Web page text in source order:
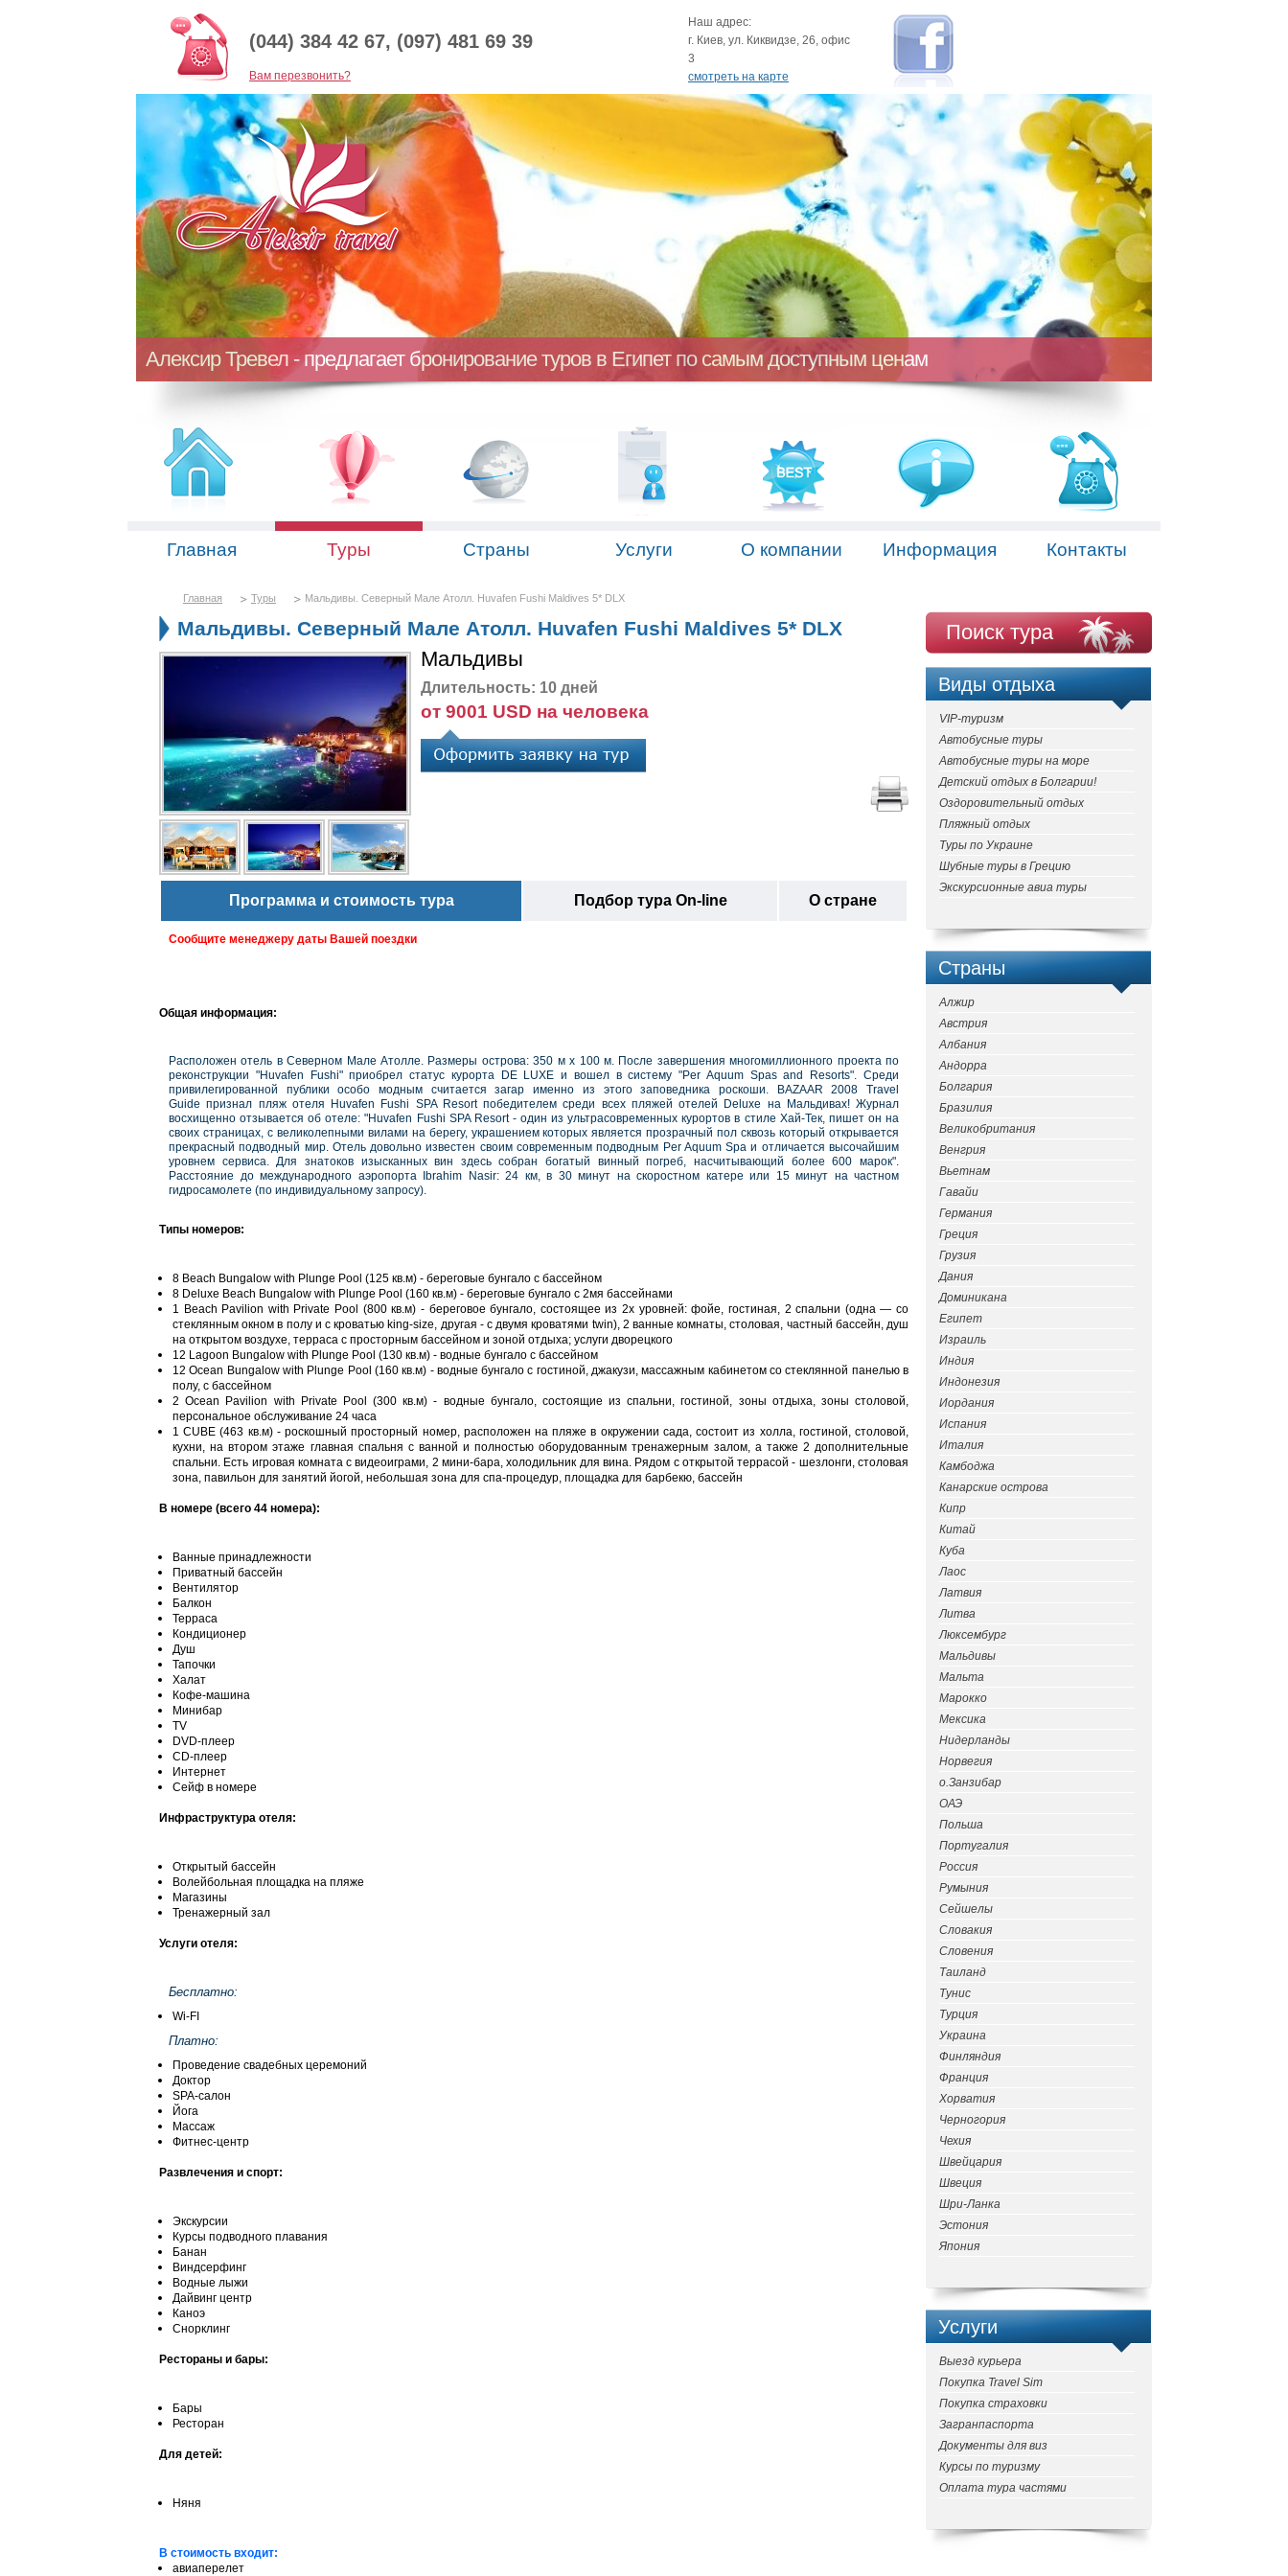
(044) 384 42 67, (097) 481 69 39
Baм перезвонить?
Наш адрес:
г. Киев, ул. Киквидзе, 26, офис
3
смотреть на карте
Алексир Тревел - предлагает бронирование туров в Египет по самым доступным ценам
Главная Туры Страны Услуги О компании Информация Контакты
Главная Туры Мальдивы. Северный Мале Атолл. Huvafen Fushi Maldives 5* DLX
Мальдивы. Северный Мале Атолл. Huvafen Fushi Maldives 5* DLX
Мальдивы
Длительность: 10 дней
от 9001 USD на человека
Программа и стоимость тура Подбор тура On-line О стране
Сообщите менеджеру даты Вашей поездки
Общая информация:
Расположен отель в Северном Мале Атолле Размеры острова: 350 м х 100 м. После завершения многомиллионного проекта по
реконструкции "Huvafen Fushi" приобрел статус курорта DE LUXE и вошел в систему "Per Aquum Spas and Resorts". Среди
привилегированной публики особо модным считается загар именно из этого заповедника роскоши.
BAZAAR 2008 Travel
Guide признал пляж отеля Huvafen Fushi SPA Resort победителем среди всех пляжей отелей Deluxe на Мальдивах! Журнал
восхищенно отзывается об отеле: "Huvafen Fushi SPA Resort - один из ультрасовременных курортов в стиле Хай-Тек, пишет он на
своих страницах, с великолепными вилами на берегу, украшением которых является прозрачный пол сквозь который открывается
прекрасный подводный мир. Отель довольно известен своим современным подводным Per Aquum Spa и отличается высочайшим
уровнем сервиса. Для знатоков изысканных вин здесь собран богатый винный погреб, насчитывающий более 600 марок".
Расстояние до международного аэропорта Ibrahim Nasir: 24 км, в 30 минут на скоростном катере или 15 минут на частном
гидросамолете (по индивидуальному запросу)
Типы номеров:
8 Beach Bungalow with Plunge Pool (125 кв.м) - береговые бунгало с бассейном
8 Deluxe Beach Bungalow with Plunge Pool (160 кв.м) - береговые бунгало с 2мя бассейнами
1 Beach Pavilion with Private Pool (800 кв.м) - береговое бунгало, состоящее из 2х уровней: фойе, гостиная, 2 спальни (одна — со
стеклянным окном в полу и с кроватью king-size, другая - с двумя кроватями twin), 2 ванные комнаты, столовая, частный бассейн, душ
на открытом воздухе, терраса с просторным бассейном и зоной отдыха; услуги дворецкого
12 Lagoon Bungalow with Plunge Pool (130 кв.м) - водные бунгало с бассейном
12 Ocean Bungalow with Plunge Pool (160 кв.м) - водные бунгало с гостиной, джакузи, массажным кабинетом со стеклянной панелью в
полу, с бассейном
2 Ocean Pavilion with Private Pool (300 кв.м) - водные бунгало, состоящие из спальни, гостиной, зоны отдыха, зоны столовой,
персональное обслуживание 24 часа
1 CUBE (463 кв.м) - роскошный просторный номер, расположен на пляже в окружении сада, состоит из холла, гостиной, столовой,
кухни, на втором этаже главная спальня с ванной и полностью оборудованным тренажерным залом, а также 2 дополнительные
спальни. Есть игровая комната с видеоиграми, 2 мини-бара, холодильник для вина. Рядом с открытой террасой - шезлонги, столовая
зона, павильон для занятий йогой, небольшая зона для спа-процедур, площадка для барбекю, бассейн
В номере (всего 44 номера):
Ванные принадлежности
Приватный бассейн
Вентилятор
Балкон
Терраса
Кондиционер
Душ
Тапочки
Халат
Кофе-машина
Минибар
TV
DVD-плеер
СD-плеер
Интернет
Сейф в номере
Инфраструктура отеля:
Открытый бассейн
Волейбольная площадка на пляже
Магазины
Тренажерный зал
Услуги отеля:
Бесплатно:
Wi-FI
Платно:
Проведение свадебных церемоний
Доктор
SPA-салон
Йога
Массаж
Фитнес-центр
Развлечения и спорт:
Экскурсии
Курсы подводного плавания
Банан
Виндсерфинг
Водные лыжи
Дайвинг центр
Каноэ
Снорклинг
Рестораны и бары:
Бары
Ресторан
Для детей:
Няня
В стоимость входит:
авиаперелет
Поиск тура
Виды отдыха
VIP-туризм
Автобусные туры
Автобусные туры на море
Детский отдых в Болгарии!
Оздоровительный отдых
Пляжный отдых
Туры по Украине
Шубные туры в Грецию
Экскурсионные авиа туры
Страны
Алжир
Австрия
Албания
Андорра
Болгария
Бразилия
Великобритания
Венгрия
Вьетнам
Гавайи
Германия
Греция
Грузия
Дания
Доминикана
Египет
Израиль
Индия
Индонезия
Иордания
Испания
Италия
Камбоджа
Канарские острова
Кипр
Китай
Куба
Лаос
Латвия
Литва
Люксембург
Мальдивы
Мальта
Марокко
Мексика
Нидерланды
Норвегия
о.Занзибар
ОАЭ
Польша
Португалия
Россия
Румыния
Сейшелы
Словакия
Словения
Таиланд
Тунис
Турция
Украина
Финляндия
Франция
Хорватия
Черногория
Чехия
Швейцария
Швеция
Шри-Ланка
Эстония
Япония
Услуги
Выезд курьера
Покупка Travel Sim
Покупка страховки
Загранпаспорта
Документы для виз
Курсы по туризму
Оплата тура частями